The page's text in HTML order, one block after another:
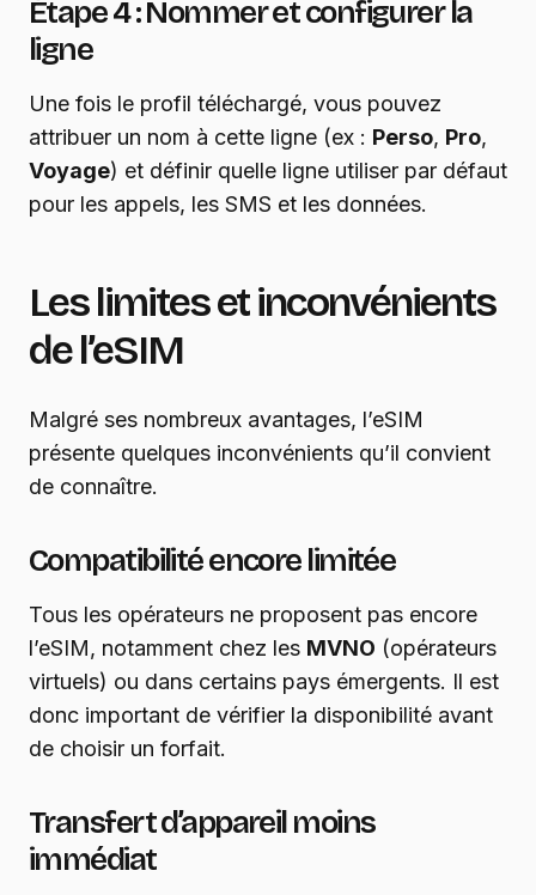
Étape 4 : Nommer et configurer la
ligne
Une fois le profil téléchargé, vous pouvez
attribuer un nom à cette ligne (ex : Perso, Pro,
Voyage) et définir quelle ligne utiliser par défaut
pour les appels, les SMS et les données.
Les limites et inconvénients
de l’eSIM
Malgré ses nombreux avantages, l’eSIM
présente quelques inconvénients qu’il convient
de connaître.
Compatibilité encore limitée
Tous les opérateurs ne proposent pas encore
l’eSIM, notamment chez les MVNO (opérateurs
virtuels) ou dans certains pays émergents. Il est
donc important de vérifier la disponibilité avant
de choisir un forfait.
Transfert d’appareil moins
immédiat